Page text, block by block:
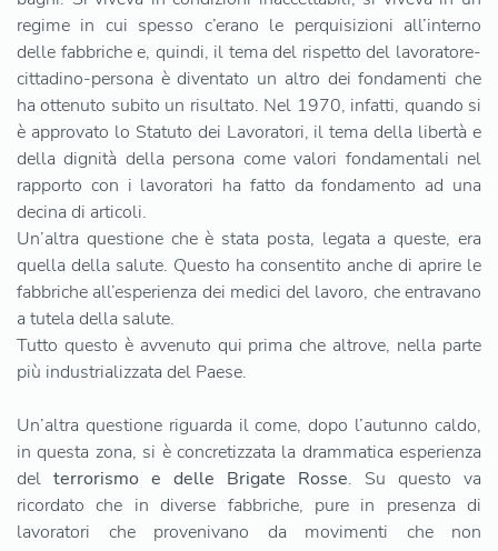
regime in cui spesso c’erano le perquisizioni all’interno
delle fabbriche e, quindi, il tema del rispetto del lavoratore-
cittadino-persona è diventato un altro dei fondamenti che
ha ottenuto subito un risultato. Nel 1970, infatti, quando si
è approvato lo Statuto dei Lavoratori, il tema della libertà e
della dignità della persona come valori fondamentali nel
rapporto con i lavoratori ha fatto da fondamento ad una
decina di articoli.
Un’altra questione che è stata posta, legata a queste, era
quella della salute. Questo ha consentito anche di aprire le
fabbriche all’esperienza dei medici del lavoro, che entravano
a tutela della salute.
Tutto questo è avvenuto qui prima che altrove, nella parte
più industrializzata del Paese.
Un’altra questione riguarda il come, dopo l’autunno caldo,
in questa zona, si è concretizzata la drammatica esperienza
del terrorismo e delle Brigate Rosse. Su questo va
ricordato che in diverse fabbriche, pure in presenza di
lavoratori che provenivano da movimenti che non